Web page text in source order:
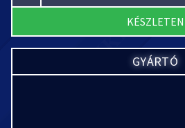
KÉSZLETEN
GYÁRTÓ